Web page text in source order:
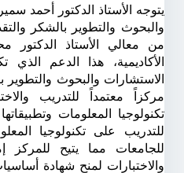
يتوجه الأستاذ الدكتور أحمد
والبحوث والتطوير بالشكر
من معالي الأستاذ
الأكاديمية، هذا الدعم
الاستشارات والبحوث والتطوير
مركزاً معتمداً للتدريب
تكنولوجيا المعلومات
للجامعات مما يتيح للمركز